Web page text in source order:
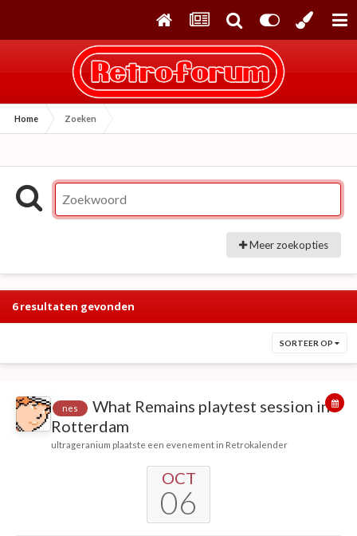
Home Zoeken
Meer zoekopties
6 resultaten gevonden
SORTEER OP
nes
What Remains playtest session in
Rotterdam
ultrageranium plaatste een evenement in Retrokalender
OCT
06